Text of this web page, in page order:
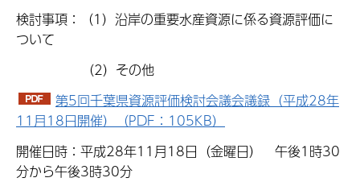
検討事項：（1）沿岸の重要水産資源に係る資源評価に
ついて
（2）その他
第5回千葉県資源評価検討会議会議録（平成28年
11月18日開催）（PDF：105KB）
開催日時：平成28年11月18日（金曜日） 午後1時30
分から午後3時30分